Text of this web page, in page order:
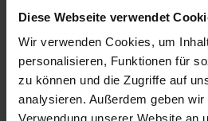
Diese Webseite verwendet
Wir verwenden Cookies, um
personalisieren, Funktionen für
zu können und die Zugriffe auf
analysieren. Außerdem geben
Verwendung unserer Website an
Das Leben draußen wird als
Garten, Terrasse oder Balkon
Bedeutung. Wer seine Freiflächen
genießen möchte, benötigt dafür den
Wetterschutz. Sie wünschen sich eine
unter freiem Himmel? Auf vielen